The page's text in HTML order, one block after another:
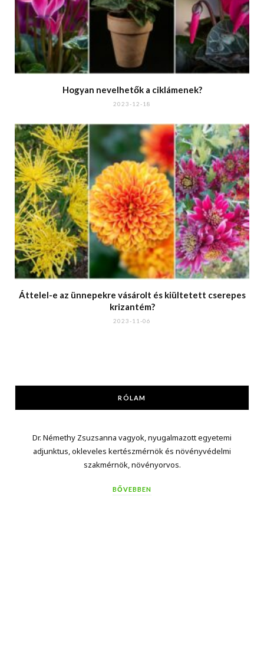
Hogyan nevelhetők a ciklámenek?
2023-12-18
Áttelel-e az ünnepekre vásárolt és kiültetett cserepes
krizantém?
2023-11-06
RÓLAM
Dr. Némethy Zsuzsanna vagyok, nyugalmazott egyetemi
adjunktus, okleveles kertészmérnök és növényvédelmi
szakmérnök, növényorvos.
BŐVEBBEN